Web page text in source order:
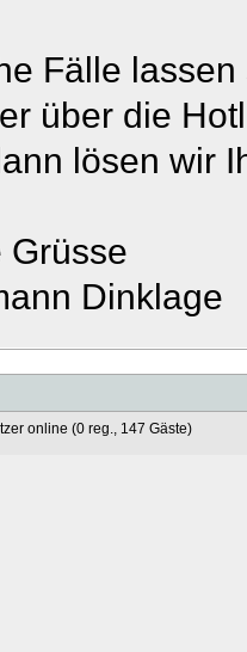
Fälle
über die
lösen wir
Grüsse
Dinklage
online (0 reg., 147 Gäste)